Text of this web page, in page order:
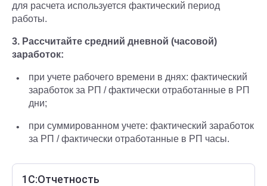
для расчета используется фактический период
работы.
3. Рассчитайте средний дневной (часовой)
заработок:
при учете рабочего времени в днях: фактический
заработок за РП / фактически отработанные в РП
дни;
при суммированном учете: фактический заработок
за РП / фактически отработанные в РП часы.
1С:Отчетность